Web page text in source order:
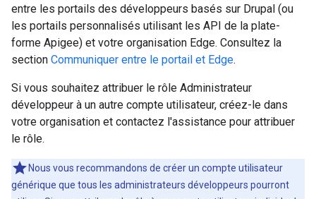
entre les portails des développeurs basés sur Drupal (ou
les portails personnalisés utilisant les API de la plate-
forme Apigee) et votre organisation Edge. Consultez la
section Communiquer entre le portail et Edge.
Si vous souhaitez attribuer le rôle Administrateur
développeur à un autre compte utilisateur, créez-le dans
votre organisation et contactez l'assistance pour attribuer
le rôle.
Nous vous recommandons de créer un compte utilisateur
générique que tous les administrateurs développeurs pourront